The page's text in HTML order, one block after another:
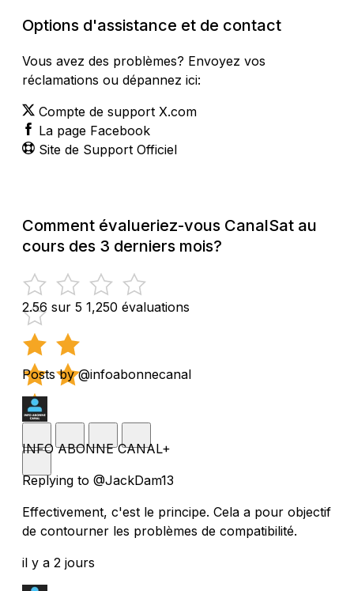
Options d'assistance et de contact
Vous avez des problèmes? Envoyez vos
réclamations ou dépannez ici:
Compte de support X.com
La page Facebook
Site de Support Officiel
Comment évalueriez-vous CanalSat au
cours des 3 derniers mois?
2.56 sur 5 1,250 évaluations
Posts by @infoabonnecanal
INFO ABONNE CANAL+
Replying to @JackDam13
Effectivement, c'est le principe. Cela a pour objectif
de contourner les problèmes de compatibilité.
il y a 2 jours